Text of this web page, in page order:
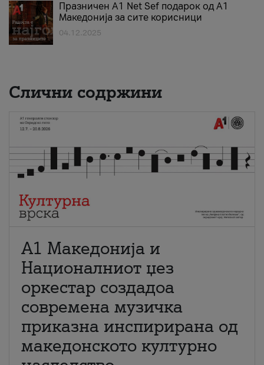
Празничен A1 Net Sеf подарок од А1
Македонија за сите корисници
04.12.2025
Слични содржини
А1 Македонија и
Националниот џез
оркестар создадоа
современа музичка
приказна инспирирана од
македонското културно